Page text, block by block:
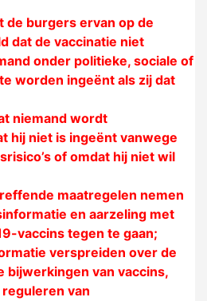
de burgers ervan op de
dat de vaccinatie niet
onder politieke, sociale of
worden ingeënt als zij dat
niemand wordt
hij niet is ingeënt vanwege
of omdat hij niet wil
maatregelen nemen
en aarzeling met
vaccins tegen te gaan;
verspreiden over de
bijwerkingen van vaccins,
van